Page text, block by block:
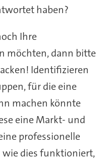
haben?
Ihre
möchten, dann bitte
Identifizieren
für die eine
machen könnte
eine Markt- und
professionelle
dies funktioniert,